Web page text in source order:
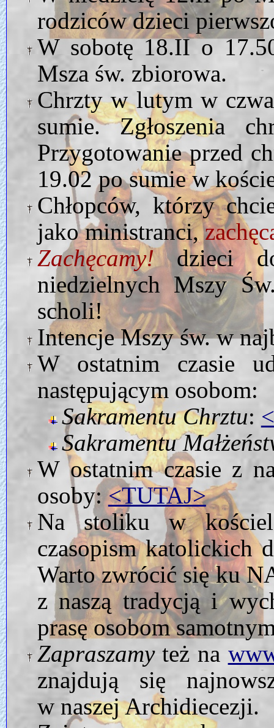
rodziców dzieci
W sobotę 18.II o
Msza św. zbiorowa.
Chrzty w lutym w
sumie. Zgłoszenia
Przygotowanie przed
19.02 po sumie w
Chłopców, którzy
jako ministranci,
Zachęcamy!dzieci do
niedzielnych Mszy
scholi!
Intencje Mszy św. w
W ostatnim czasie
następującym osobom:
Sakramentu Chrztu:
Sakramentu
W ostatnim czasie z
osoby:<TUTAJ>
Na stoliku w
czasopism katolickich
Warto zwrócić się ku
z naszą tradycją i
prasę osobom
Zapraszamyteż na
znajdują się
w naszej Archidiecezji.